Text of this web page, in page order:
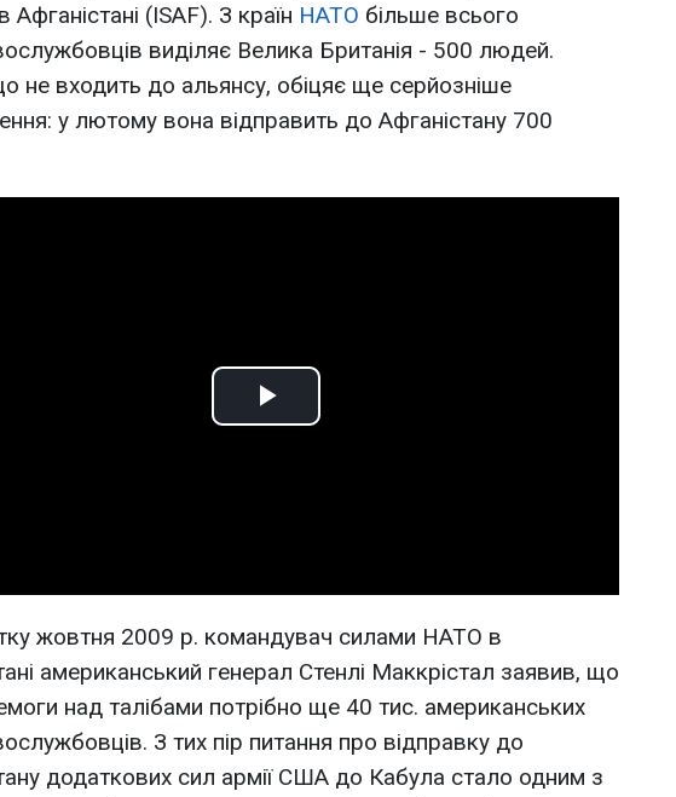
Афганістані (ISAF). З країн НАТО більше всього
виділяє Велика Британія - 500 людей.
не входить до альянсу, обіцяє ще серйозніше
у лютому вона відправить до Афганістану 700
Play
жовтня 2009 р. командувач силами НАТО в
американський генерал Стенлі Маккрістал заявив, що
над талібами потрібно ще 40 тис. американських
З тих пір питання про відправку до
додаткових сил армії США до Кабула стало одним з